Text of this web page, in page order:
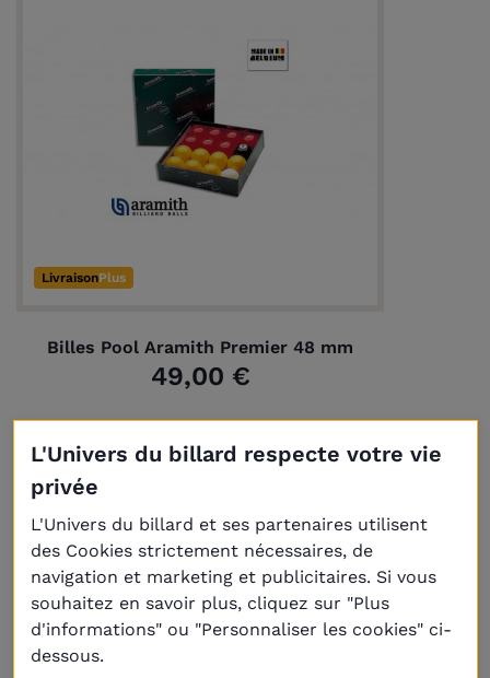
LivraisonPlus
Billes Pool Aramith Premier 48 mm
49,00 €
L'Univers du billard respecte votre vie
privée
L'Univers du billard et ses partenaires utilisent
des Cookies strictement nécessaires, de
navigation et marketing et publicitaires. Si vous
souhaitez en savoir plus, cliquez sur "Plus
d'informations" ou "Personnaliser les cookies" ci-
dessous.